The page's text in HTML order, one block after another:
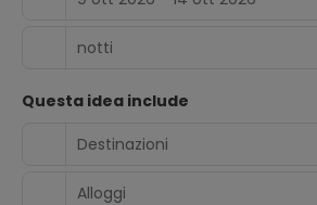
notti
Questa idea include
Destinazioni
Alloggi